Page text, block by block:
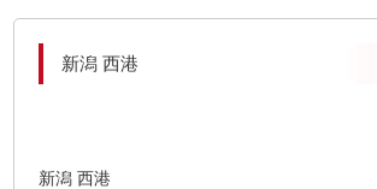
新潟 西港
新潟 西港